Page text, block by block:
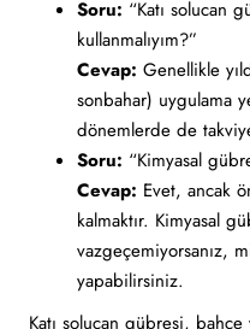
Soru: “Katı solucan
kullanmalıyım?”
Cevap: Genellikle
sonbahar) uygulama
dönemlerde de
Soru: “Kimyasal
Cevap: Evet, ancak
kalmaktır. Kimyasal
vazgeçemiyorsanız,
yapabilirsiniz.
Katı solucan gübresi,